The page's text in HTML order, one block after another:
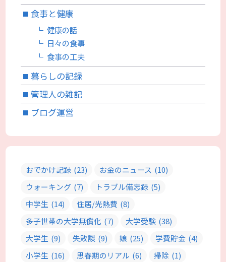
食事と健康
健康の話
日々の食事
食事の工夫
暮らしの記録
管理人の雑記
ブログ運営
おでかけ記録 (23) お金のニュース (10)
ウォーキング (7) トラブル備忘録 (5)
中学生 (14) 住居/光熱費 (8)
多子世帯の大学無償化 (7) 大学受験 (38)
大学生 (9) 失敗談 (9) 娘 (25) 学費貯金 (4)
小学生 (16) 思春期のリアル (6) 掃除 (1)